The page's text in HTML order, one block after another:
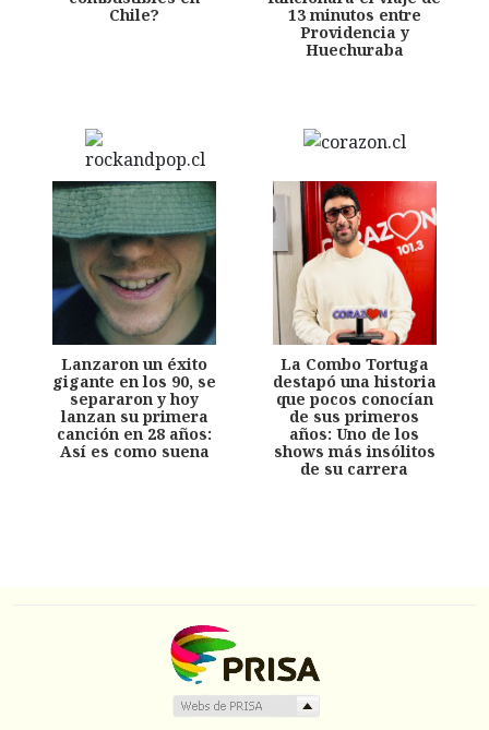
Chile?
13 minutos entre
Providencia y
Huechuraba
Lanzaron un éxito
gigante en los 90, se
separaron y hoy
lanzan su primera
canción en 28 años:
Así es como suena
La Combo Tortuga
destapó una historia
que pocos conocían
de sus primeros
años: Uno de los
shows más insólitos
de su carrera